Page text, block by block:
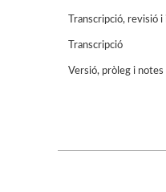
Transcripció, revisió
Transcripció
Versió, pròleg i notes